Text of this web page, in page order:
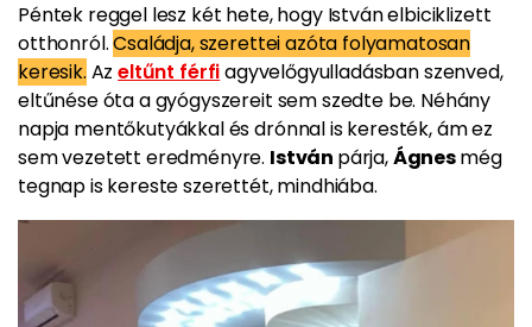
Péntek reggel lesz két hete, hogy István elbiciklizett
otthonról.Családja, szerettei azóta folyamatosan
keresik. Azeltűnt férfiagyvelőgyulladásban szenved,
eltűnése óta a gyógyszereit sem szedte be. Néhány
napja mentőkutyákkal és drónnal is keresték, ám ez
sem vezetett eredményre. István párja,Ágnesmég
tegnap is kereste szerettét, mindhiába.